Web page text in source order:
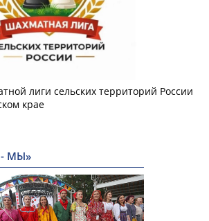
лиги сельских территорий России
крае
МЫ»